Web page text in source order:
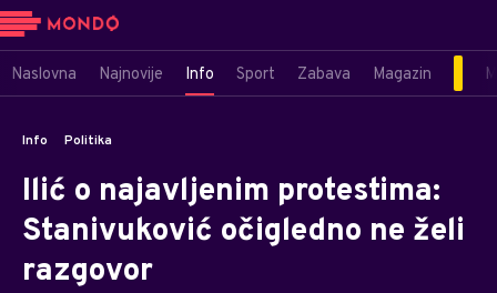
Naslovna Najnovije Info Sport Zabava Magazin
Info Politika
Ilić o najavljenim protestima:
Stanivuković očigledno ne želi
razgovor